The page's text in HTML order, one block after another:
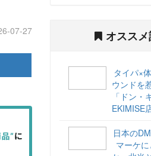
07-27 オスス
タイパ×
ウンドを
「ドン・
EKIMISE
日本の
マーケ